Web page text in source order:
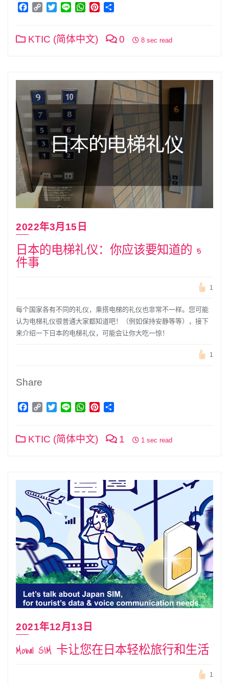
Facebook
Copy TwitterLine WhatsApp
Pinterest
KTIC (简体中文) 0 8 sec read
2022年3月15日
日本的电梯礼仪：你应该要知道的 5
件事
1
每个国家各有不同的礼仪，乘搭电梯的礼仪也非常不一样。您可能
认为电梯礼仪很普通大家都知道吧！（例如保持安静等等），接下
来介绍一下日本的电梯礼仪，可能会让你大吃一惊！
1
Share
Facebook
Copy TwitterLine WhatsApp
Pinterest
KTIC (简体中文) 1 1 sec read
2021年12月13日
Mobal SIM 卡让您在日本轻松旅行和生活
1